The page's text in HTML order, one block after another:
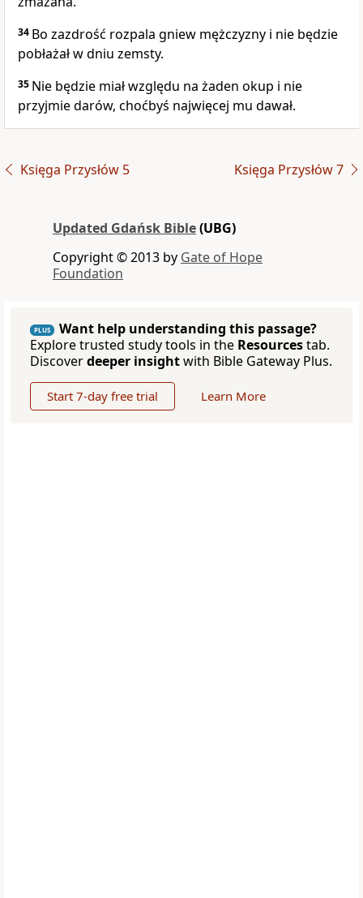
34 Bo zazdrość rozpala gniew mężczyzny i nie będzie
pobłażał w dniu zemsty.
35 Nie będzie miał względu na żaden okup i nie
przyjmie darów, choćbyś najwięcej mu dawał.
Księga Przysłów 5 Księga Przysłów 7
Updated Gdańsk Bible(UBG)
Copyright © 2013 by Gate of Hope
Foundation
PLUS
Want help understanding this passage?
Explore trusted study tools in the Resourcestab.
Discoverdeeper insightwith Bible Gateway Plus.
Start 7-day free trial Learn More